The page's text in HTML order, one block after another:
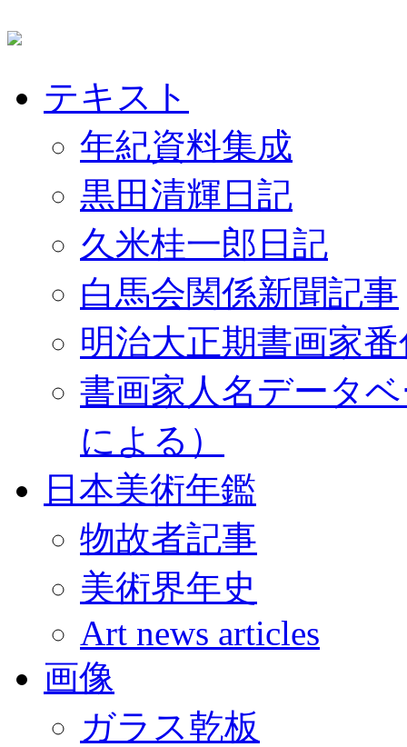
テキスト
年紀資料集成
黒田清輝日記
久米桂一郎日記
白馬会関係新聞記事
明治大正期書画家
書画家人名データ
による）
日本美術年鑑
物故者記事
美術界年史
Art news articles
画像
ガラス乾板